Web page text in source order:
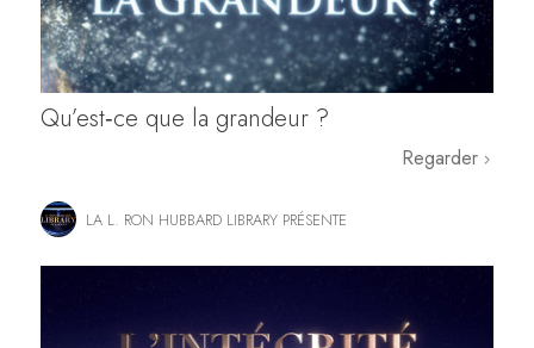
Qu’est‑ce que la grandeur ?
Regarder
LA L. RON HUBBARD LIBRARY PRÉSENTE